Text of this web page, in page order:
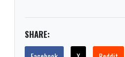
SHARE: